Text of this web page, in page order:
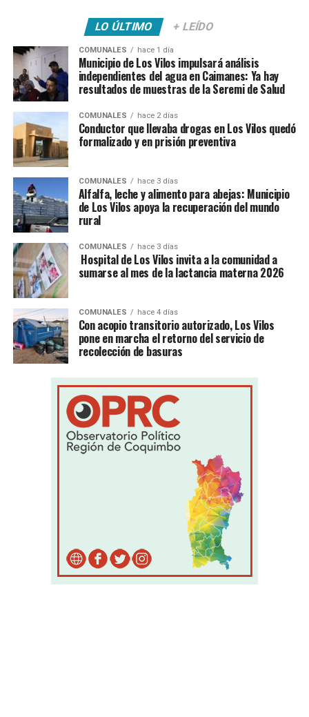
LO ÚLTIMO + LEÍDO
COMUNALES hace 1 día
Municipio de Los Vilos impulsará análisis
independientes del agua en Caimanes: Ya hay
resultados de muestras de la Seremi de Salud
COMUNALES hace 2 días
Conductor que llevaba drogas en Los Vilos quedó
formalizado y en prisión preventiva
COMUNALES hace 3 días
Alfalfa, leche y alimento para abejas: Municipio
de Los Vilos apoya la recuperación del mundo
rural
COMUNALES hace 3 días
Hospital de Los Vilos invita a la comunidad a
sumarse al mes de la lactancia materna 2026
COMUNALES hace 4 días
Con acopio transitorio autorizado, Los Vilos
pone en marcha el retorno del servicio de
recolección de basuras